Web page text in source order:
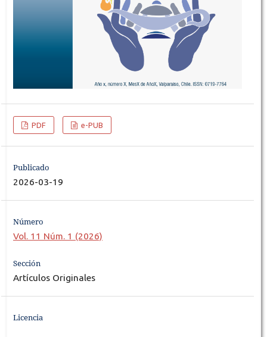
PDF e-PUB
Publicado
2026-03-19
Número
Vol. 11 Núm. 1 (2026)
Sección
Artículos Originales
Licencia